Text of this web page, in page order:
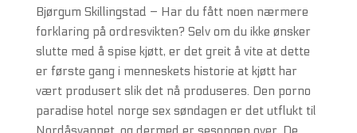
Bjørgum Skillingstad – Har du fått noen nærmere
forklaring på ordresvikten? Selv om du ikke ønsker
slutte med å spise kjøtt, er det greit å vite at dette
er første gang i menneskets historie at kjøtt har
vært produsert slik det nå produseres. Den porno
paradise hotel norge sex søndagen er det utflukt til